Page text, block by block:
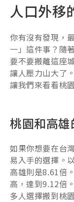
人口外移
你有沒有發現，
一」這件事？隨
要不要搬離這座
讓人壓力山大了
讓我們來看看桃
桃園和高
如果你想要在台
易入手的選擇。
高雄則是8.61倍
高，達到9.12倍
多人選擇搬到桃